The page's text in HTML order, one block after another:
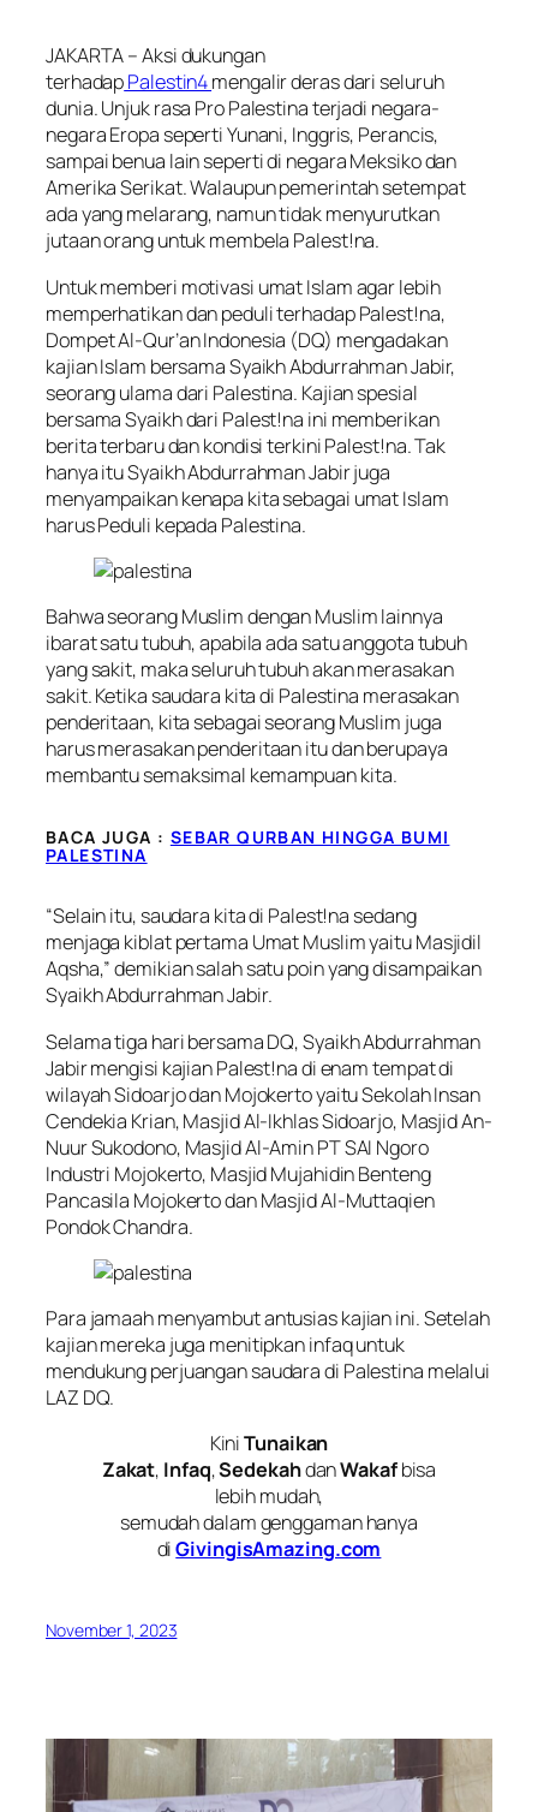
JAKARTA – Aksi dukungan
terhadapPalestin4mengalir deras dari seluruh
dunia. Unjuk rasa Pro Palestina terjadi negara-
negara Eropa seperti Yunani, Inggris, Perancis,
sampai benua lain seperti di negara Meksiko dan
Amerika Serikat. Walaupun pemerintah setempat
ada yang melarang, namun tidak menyurutkan
jutaan orang untuk membela Palest!na.
Untuk memberi motivasi umat Islam agar lebih
memperhatikan dan peduli terhadap Palest!na,
Dompet Al-Qur’an Indonesia (DQ) mengadakan
kajian Islam bersama Syaikh Abdurrahman Jabir,
seorang ulama dari Palestina. Kajian spesial
bersama Syaikh dari Palest!na ini memberikan
berita terbaru dan kondisi terkini Palest!na. Tak
hanya itu Syaikh Abdurrahman Jabir juga
menyampaikan kenapa kita sebagai umat Islam
harus Peduli kepada Palestina.
Bahwa seorang Muslim dengan Muslim lainnya
ibarat satu tubuh, apabila ada satu anggota tubuh
yang sakit, maka seluruh tubuh akan merasakan
sakit. Ketika saudara kita di Palestina merasakan
penderitaan, kita sebagai seorang Muslim juga
harus merasakan penderitaan itu dan berupaya
membantu semaksimal kemampuan kita.
BACA JUGA : SEBAR QURBAN HINGGA BUMI
PALESTINA
“Selain itu, saudara kita di Palest!na sedang
menjaga kiblat pertama Umat Muslim yaitu Masjidil
Aqsha,” demikian salah satu poin yang disampaikan
Syaikh Abdurrahman Jabir.
Selama tiga hari bersama DQ, Syaikh Abdurrahman
Jabir mengisi kajian Palest!na di enam tempat di
wilayah Sidoarjo dan Mojokerto yaitu Sekolah Insan
Cendekia Krian, Masjid Al-Ikhlas Sidoarjo, Masjid An-
Nuur Sukodono, Masjid Al-Amin PT SAI Ngoro
Industri Mojokerto, Masjid Mujahidin Benteng
Pancasila Mojokerto dan Masjid Al-Muttaqien
Pondok Chandra.
Para jamaah menyambut antusias kajian ini. Setelah
kajian mereka juga menitipkan infaq untuk
mendukung perjuangan saudara di Palestina melalui
LAZ DQ.
KiniTunaikan
Zakat, Infaq,SedekahdanWakafbisa
lebih mudah,
semudah dalam genggaman hanya
diGivingisAmazing.com
November 1, 2023